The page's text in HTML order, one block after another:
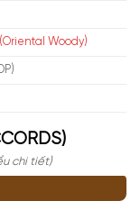
Woody)
chi tiết)